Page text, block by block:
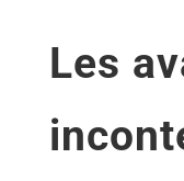
Les